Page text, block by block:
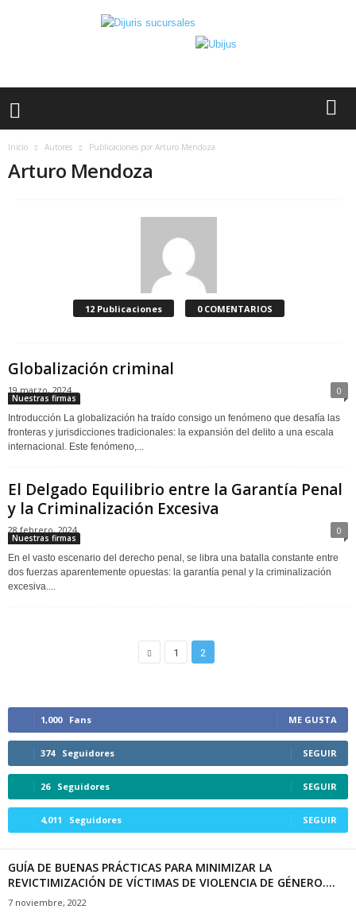
Inicio Autores Publicaciones por Arturo Mendoza
Arturo Mendoza
12 Publicaciones 0 COMENTARIOS
Globalización criminal
19 marzo, 2024 0
Nuestras firmas
Introducción La globalización ha traído consigo un fenómeno que desafía las
fronteras y jurisdicciones tradicionales: la expansión del delito a una escala
internacional. Este fenómeno,...
El Delgado Equilibrio entre la Garantía Penal
y la Criminalización Excesiva
28 febrero, 2024 0
Nuestras firmas
En el vasto escenario del derecho penal, se libra una batalla constante entre
dos fuerzas aparentemente opuestas: la garantía penal y la criminalización
excesiva....
1 2
1,000 Fans ME GUSTA
374 Seguidores SEGUIR
26 Seguidores SEGUIR
4,011 Seguidores SEGUIR
GUÍA DE BUENAS PRÁCTICAS PARA MINIMIZAR LA
REVICTIMIZACIÓN DE VÍCTIMAS DE VIOLENCIA DE GÉNERO....
7 noviembre, 2022